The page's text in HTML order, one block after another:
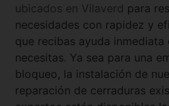
ubicados en Vilaverd para
necesidades con rapidez y
que recibas ayuda inmediata
necesitas. Ya sea para una
bloqueo, la instalación de
reparación de cerraduras